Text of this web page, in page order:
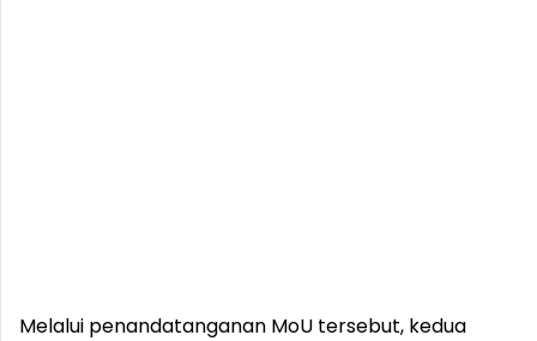
Melalui penandatanganan MoU tersebut, kedua